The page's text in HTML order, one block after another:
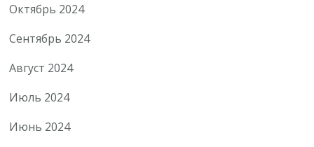
Октябрь 2024
Сентябрь 2024
Август 2024
Июль 2024
Июнь 2024